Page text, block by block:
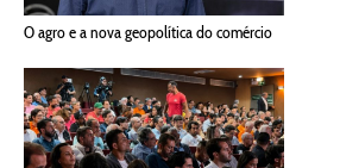
O agro e a nova geopolítica do comércio